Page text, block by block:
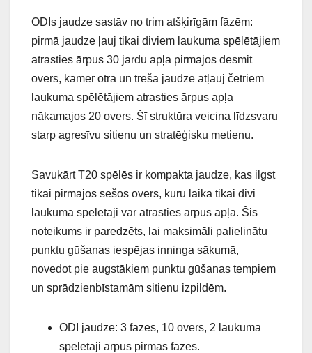
ODIs jaudze sastāv no trim atšķirīgām fāzēm:
pirmā jaudze ļauj tikai diviem laukuma spēlētājiem
atrasties ārpus 30 jardu apļa pirmajos desmit
overs, kamēr otrā un trešā jaudze atļauj četriem
laukuma spēlētājiem atrasties ārpus apļa
nākamajos 20 overs. Šī struktūra veicina līdzsvaru
starp agresīvu sitienu un stratēģisku metienu.
Savukārt T20 spēlēs ir kompakta jaudze, kas ilgst
tikai pirmajos sešos overs, kuru laikā tikai divi
laukuma spēlētāji var atrasties ārpus apļa. Šis
noteikums ir paredzēts, lai maksimāli palielinātu
punktu gūšanas iespējas inninga sākumā,
novedot pie augstākiem punktu gūšanas tempiem
un sprādzienbīstamām sitienu izpildēm.
ODI jaudze: 3 fāzes, 10 overs, 2 laukuma
spēlētāji ārpus pirmās fāzes.